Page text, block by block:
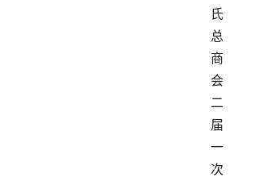
氏
总
商
会
二
届
一
次